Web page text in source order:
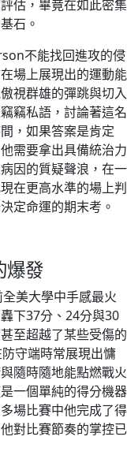
估，畢竟在如此密集
石。
不能找回進攻的侵
場上展現出的運動能
視群雄的彈跳與切入
竊私語，討論著這名
，如果答案是肯定
需要拿出具備統治力
因的質疑聲浪，在一
在更高水準的場上判
定命運的期末考。
爆發
美大學中手感最火
下37分、24分與30
至超越了某些受傷的
守端時常展現出慵
隨時隨地能點燃戰火
一個單純的得分機器
場比賽中他完成了得
對比賽節奏的掌控已